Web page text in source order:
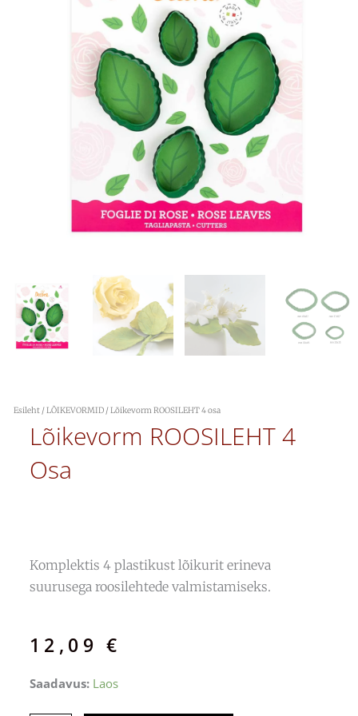
Esileht /LÕIKEVORMID / Lõikevorm ROOSILEHT 4 osa
Lõikevorm ROOSILEHT 4
Osa
Komplektis 4 plastikust lõikurit erineva
suurusega roosilehtede valmistamiseks.
12,09€
Saadavus: Laos
Lõikevorm